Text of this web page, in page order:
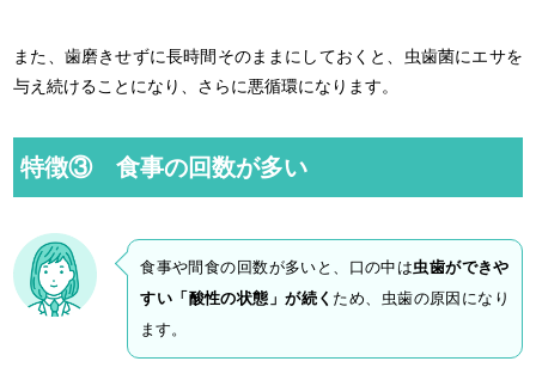
また、歯磨きせずに長時間そのままにしておくと、虫歯菌にエサを
与え続けることになり、さらに悪循環になります。
特徴③ 食事の回数が多い
食事や間食の回数が多いと、口の中は虫歯ができや
すい「酸性の状態」が続く ため、虫歯の原因になり
ます。